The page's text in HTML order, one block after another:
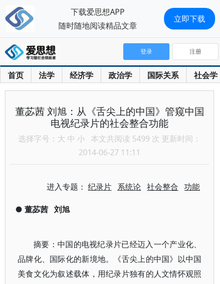
首页 法学 经济学 政治学 国际关系 社会学
登录 注册
董苾茜 刘旭：从《舌尖上的中国》管窥中国
电视纪录片的社会整合功能
选择字号： 大 中 小 本文共阅读 5499 次 更新时间：
2014-06-27 11:11
进入专题：纪录片 系统论 社会整合 功能
● 董苾茜 刘旭
摘要：中国的电视纪录片已经迈入一个产业化、
品牌化、国际化的新境地。《舌尖上的中国》以中国
美食文化为叙述载体，用纪录片独有的人文情怀观照
下载爱思想APP
随时随地阅读精品文章
立即下载